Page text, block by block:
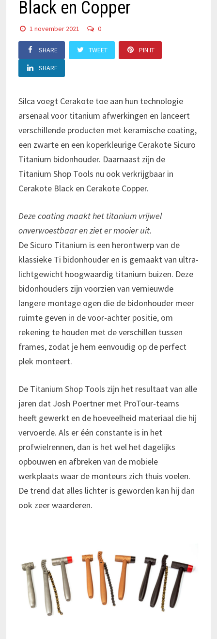
Black en Copper
1 november 2021 0
SHARE TWEET PIN IT
SHARE
Silca voegt Cerakote toe aan hun technologie
arsenaal voor titanium afwerkingen en lanceert
verschillende producten met keramische coating,
een zwarte en een koperkleurige Cerakote Sicuro
Titanium bidonhouder. Daarnaast zijn de
Titanium Shop Tools nu ook verkrijgbaar in
Cerakote Black en Cerakote Copper.
Deze coating maakt het titanium vrijwel
onverwoestbaar en ziet er mooier uit.
De Sicuro Titanium is een herontwerp van de
klassieke Ti bidonhouder en is gemaakt van ultra-
lichtgewicht hoogwaardig titanium buizen. Deze
bidonhouders zijn voorzien van vernieuwde
langere montage ogen die de bidonhouder meer
ruimte geven in de voor-achter positie, om
rekening te houden met de verschillen tussen
frames, zodat je hem eenvoudig op de perfect
plek monteert.
De Titanium Shop Tools zijn het resultaat van alle
jaren dat Josh Poertner met ProTour-teams
heeft gewerkt en de hoeveelheid materiaal die hij
vervoerde. Als er één constante is in het
profwielrennen, dan is het wel het dagelijks
opbouwen en afbreken van de mobiele
werkplaats waar de monteurs zich thuis voelen.
De trend dat alles lichter is geworden kan hij dan
ook zeer waarderen.